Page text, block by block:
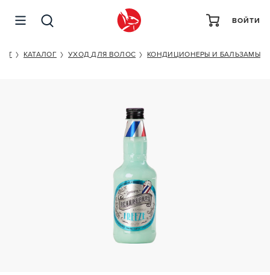
ВОЙТИ
КАТАЛОГ УХОД ДЛЯ ВОЛОС КОНДИЦИОНЕРЫ И БАЛЬЗАМЫ
BEARDBURYS FREEZE CONDIT